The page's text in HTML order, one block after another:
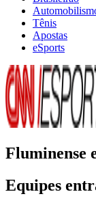
Tênis
Apostas
eSports
Fluminense
Equipes